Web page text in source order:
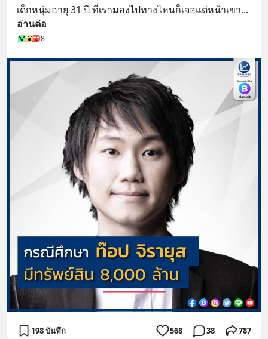
เด็กหนุ่มอายุ 31 ปี ที่เรามองไปทางไหนก็เจอแต่หน้าเขา
อ่านต่อ
8
198 บันทึก 568 38 787